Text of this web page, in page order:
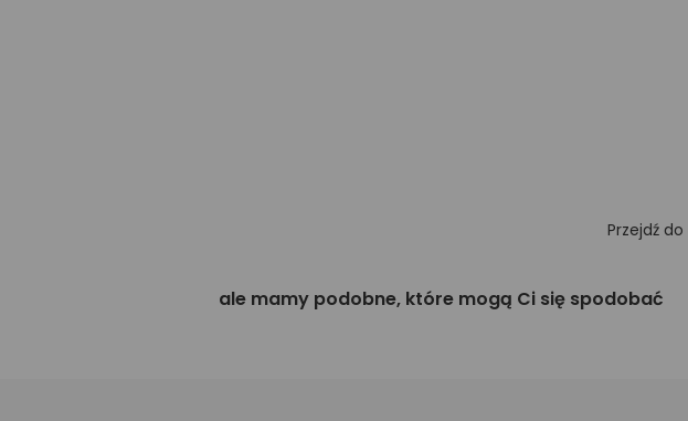
Przejdź do
ale mamy podobne, które mogą Ci się spodobać